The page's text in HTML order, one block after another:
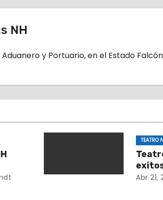
NH
y Portuario, en el Estado
a
TEATRO
Abr 21,